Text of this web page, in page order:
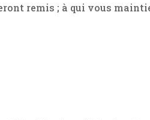
remis ; à qui vous